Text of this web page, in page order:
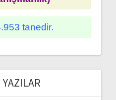
tanedir.
YAZILAR